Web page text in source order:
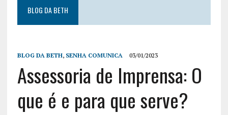
BLOG DA BETH
BLOG DA BETH, SENHA COMUNICA 03/01/2023
Assessoria de Imprensa: O
que é e para que serve?